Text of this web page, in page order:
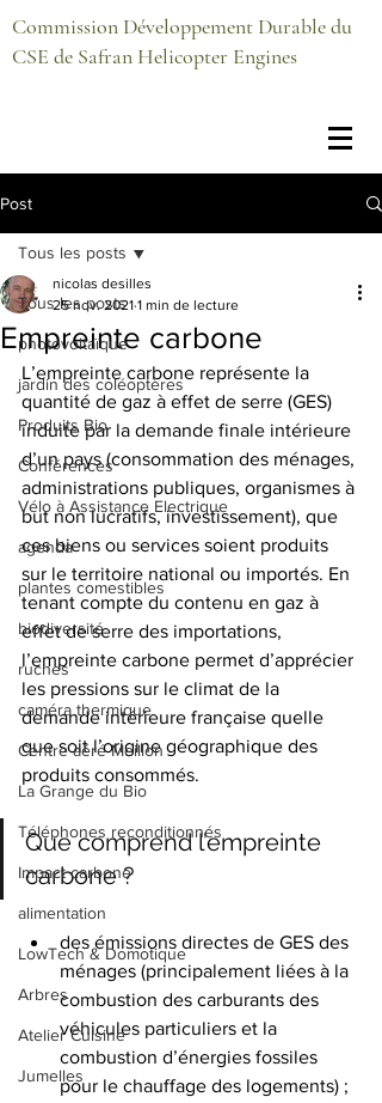
Commission Développement Durable du
CSE de Safran Helicopter Engines
Post
Tous les posts
photovoltaïque
jardin des coléoptères
Produits Bio
Conférences
Vélo à Assistance Electrique
agenda
plantes comestibles
biodiversité
ruches
caméra thermique
Centre aéré Meillon
La Grange du Bio
Téléphones reconditionnés
Impact carbone
alimentation
LowTech & Domotique
Arbres
Atelier Cuisine
Jumelles
Tous les posts
Empreinte carbone
nicolas desilles
25 nov. 2021 1 min de lecture
L’empreinte carbone représente la
quantité de gaz à effet de serre (GES)
induite par la demande finale intérieure
d’un pays (consommation des ménages,
administrations publiques, organismes à
but non lucratifs, investissement), que
ces biens ou services soient produits
sur le territoire national ou importés. En
tenant compte du contenu en gaz à
effet de serre des importations,
l’empreinte carbone permet d’apprécier
les pressions sur le climat de la
demande intérieure française quelle
que soit l’origine géographique des
produits consommés.
Que comprend l’empreinte
carbone ?
des émissions directes de GES des
ménages (principalement liées à la
combustion des carburants des
véhicules particuliers et la
combustion d’énergies fossiles
pour le chauffage des logements) ;